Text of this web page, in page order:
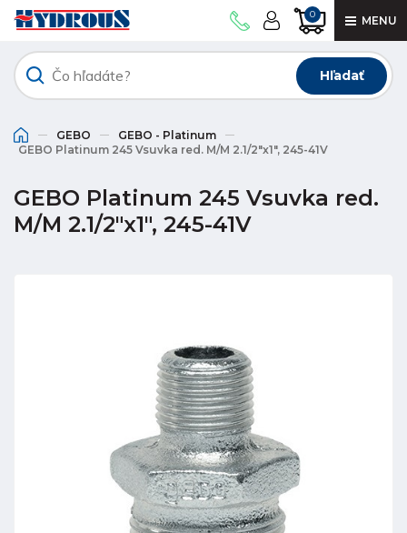
0 MENU
Hľadať
GEBO
GEBO - Platinum
GEBO Platinum 245 Vsuvka red. M/M 2.1/2"x1", 245-41V
GEBO Platinum 245 Vsuvka red.
M/M 2.1/2"x1", 245-41V